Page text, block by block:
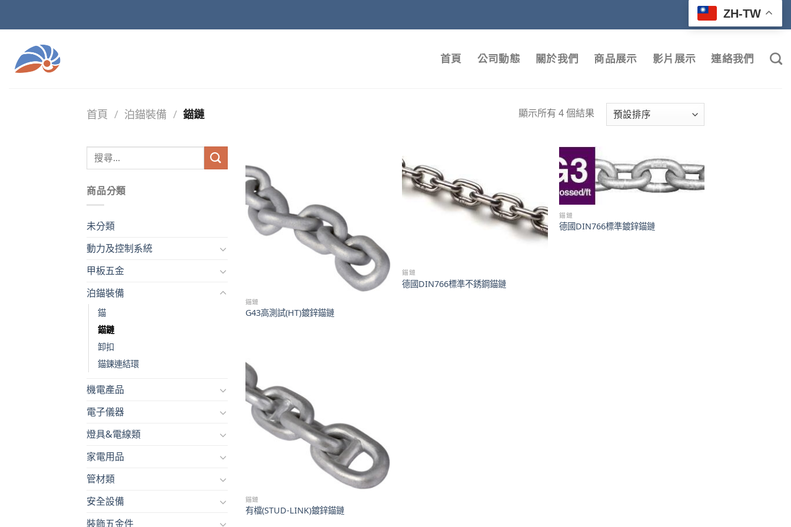
ZH-TW
首頁 公司動態 關於我們 商品展示 影片展示 連絡我們
首頁 / 泊錨裝備 / 錨鏈 顯示所有 4 個結果
商品分類
未分類
動力及控制系統
甲板五金
泊錨裝備
錨
錨鏈
卸扣
錨鍊連結環
機電產品
電子儀器
燈具&電線類
家電用品
管材類
安全設備
裝飾五金件
錨鏈
G43高測試(HT)鍍鋅錨鏈
錨鏈
德國DIN766標準不銹鋼錨鏈
錨鏈
德國DIN766標準鍍鋅錨鏈
錨鏈
有檔(STUD-LINK)鍍鋅錨鏈